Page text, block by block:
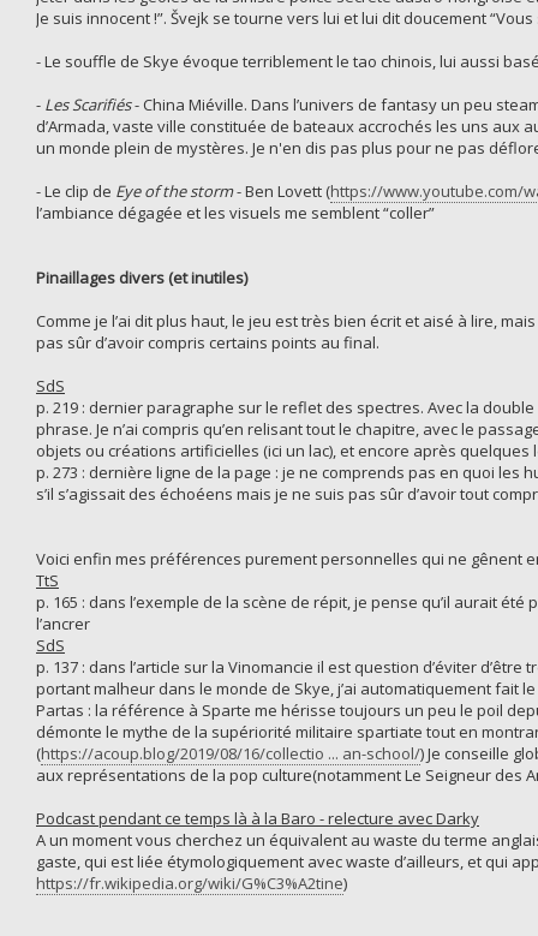
Je suis innocent !”. Švejk se tourne vers lui et lui dit doucement
- Le souffle de Skye évoque terriblement le tao chinois, lui aussi
- Les Scarifiés- China Miéville. Dans l’univers de fantasy un peu
d’Armada, vaste ville constituée de bateaux accrochés les uns
un monde plein de mystères. Je n'en dis pas plus pour ne pas
- Le clip de Eye of the storm- Ben Lovett (https://www.youtube.com/
l’ambiance dégagée et les visuels me semblent “coller”
Pinaillages divers (et inutiles)
Comme je l’ai dit plus haut, le jeu est très bien écrit et aisé à lire,
pas sûr d’avoir compris certains points au final.
SdS
p. 219 : dernier paragraphe sur le reflet des spectres. Avec la
phrase. Je n’ai compris qu’en relisant tout le chapitre, avec le
objets ou créations artificielles (ici un lac), et encore après quelques
p. 273 : dernière ligne de la page : je ne comprends pas en quoi
s’il s’agissait des échoéens mais je ne suis pas sûr d’avoir tout
Voici enfin mes préférences purement personnelles qui ne gênent
TtS
p. 165 : dans l’exemple de la scène de répit, je pense qu’il aurait
l’ancrer
SdS
p. 137 : dans l’article sur la Vinomancie il est question d’éviter
portant malheur dans le monde de Skye, j’ai automatiquement fait
Partas : la référence à Sparte me hérisse toujours un peu le poil
démonte le mythe de la supériorité militaire spartiate tout en
(https://acoup.blog/2019/08/16/collectio ... an-school/) Je conseille
aux représentations de la pop culture(notamment Le Seigneur des
Podcast pendant ce temps là à la Baro - relecture avec Darky
A un moment vous cherchez un équivalent au waste du terme
gaste, qui est liée étymologiquement avec waste d’ailleurs, et qui
https://fr.wikipedia.org/wiki/G%C3%A2tine)